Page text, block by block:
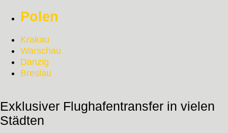
Polen
Krakau
Warschau
Danzig
Breslau
Exklusiver Flughafentransfer in vielen
Städten